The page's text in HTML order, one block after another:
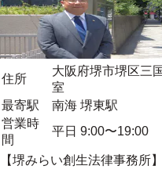
住所
大阪府堺市堺区三
室
最寄駅
南海 堺東駅
営業時
間
平日 9:00〜19:00
【堺みらい創生法律事務所】